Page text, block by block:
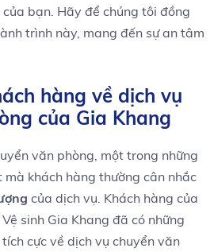
bạn. Hãy để chúng tôi đồng
trình này, mang đến sự an‌ tâm
hàng về dịch vụ
của Gia​ Khang
văn phòng, một trong những
khách hàng thường cân nhắc
của dịch vụ. Khách hàng của
sinh Gia Khang đã có những
cực về dịch ‍vụ chuyển văn